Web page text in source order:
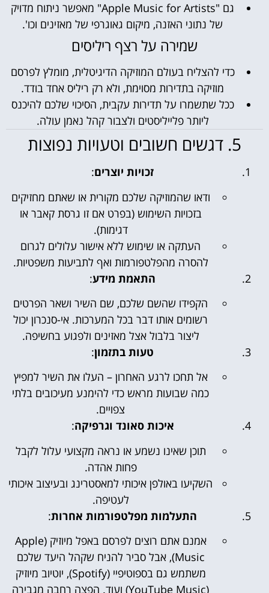
גם "Apple Music for Artists" מאפשר ניתוח מדויק
של נתוני האזנה, מיקום גאוגרפי של מאזינים וכו'.
שמירה על רצף ריליסים
כדי להצליח בעולם המוזיקה הדיגיטלית, מומלץ לפרסם
מוזיקה בתדירות מסוימת, ולא רק ריליס אחד בודד.
ככל שתשמרו על תדירות עקבית, הסיכוי שלכם להיכנס
ליותר פלייליסטים ולצבור קהל נאמן עולה.
5. דגשים חשובים וטעויות נפוצות
זכויות יוצרים:
ודאו שהמוזיקה שלכם מקורית או שאתם מחזיקים
בזכויות השימוש (בפרט אם זו גרסת קאבר או
דגימות).
העתקה או שימוש ללא אישור עלולים לגרום
להסרה מהפלטפורמות ואף לתביעות משפטיות.
התאמת מידע:
הקפידו שהשם שלכם, שם השיר ושאר הפרטים
רשומים אותו דבר בכל המערכות. אי-סנכרון יכול
ליצור בלבול אצל מאזינים ולפגוע בחשיפה.
טעות בתזמון:
אל תחכו לרגע האחרון – העלו את השיר למפיץ
כמה שבועות מראש כדי להימנע מעיכובים בלתי
צפויים.
איכות סאונד וגרפיקה:
תוכן שאינו נשמע או נראה מקצועי עלול לקבל
פחות אהדה.
השקיעו באולפן איכותי למאסטרינג ובעיצוב איכותי
לעטיפה.
התעלמות מפלטפורמות אחרות:
אמנם אתם רוצים לפרסם באפל מיוזיק (Apple
Music), אבל סביר להניח שקהל היעד שלכם
משתמש גם בספוטיפיי (Spotify), יוטיוב מיוזיק
(YouTube Music) ועוד. הפצה רחבה מגבירה